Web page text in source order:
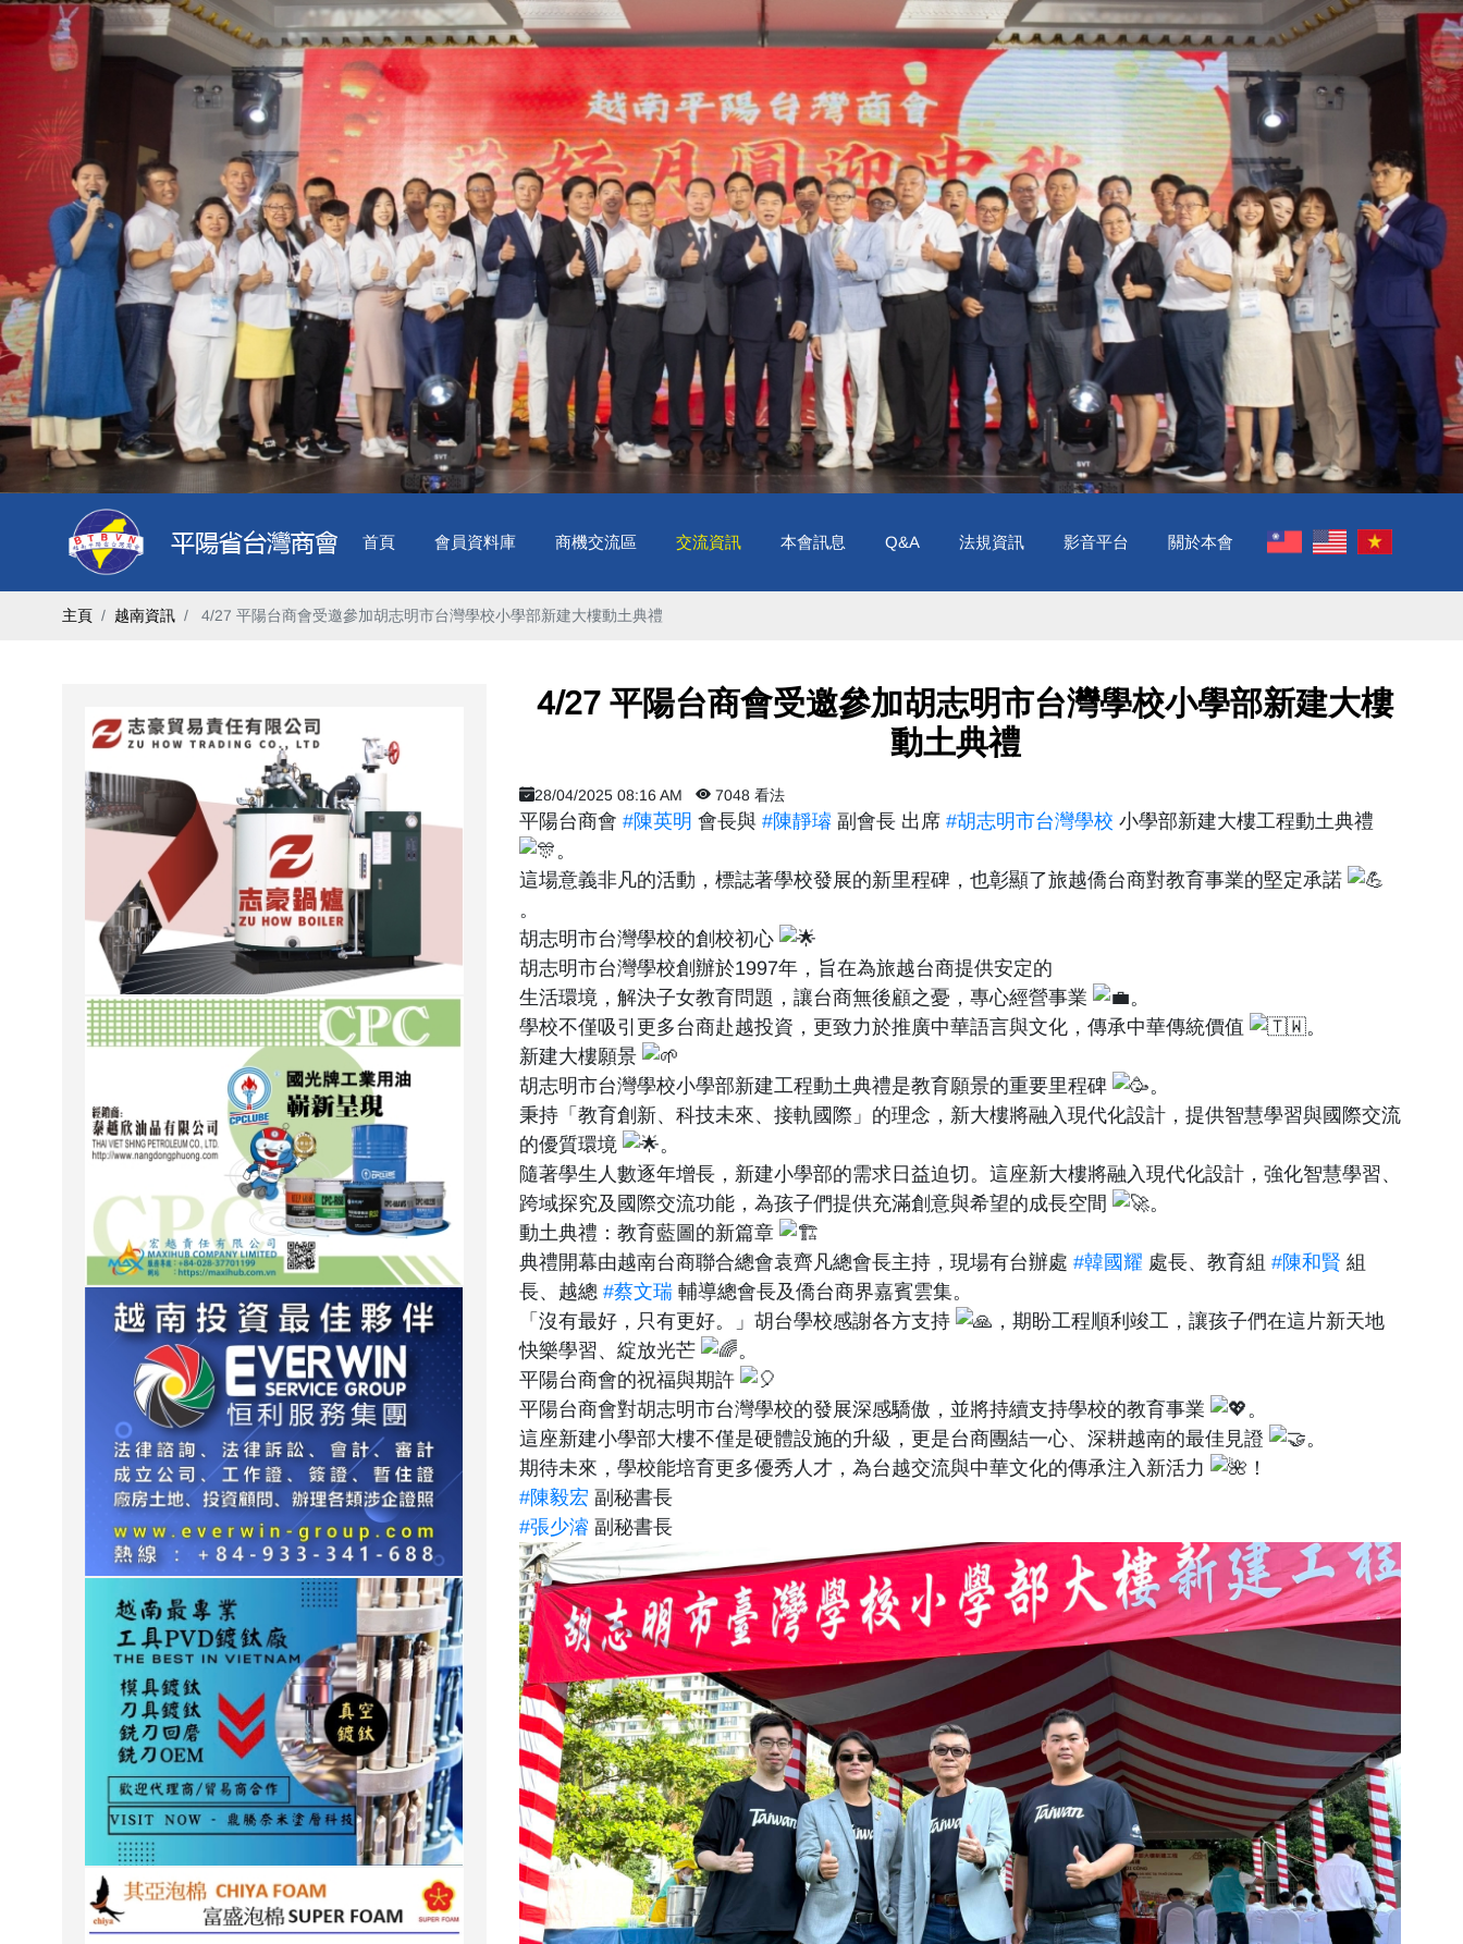
首頁 會員資料庫 商機交流區 交流資訊 本會訊息 Q&A 法規資訊 影音平台 關於本會
主頁 越南資訊 ​ 4/27 平陽台商會受邀參加胡志明市台灣學校小學部新建大樓動土典禮 ​
​ 4/27 平陽台商會受邀參加胡志明市台灣學校小學部新建大樓
動土典禮 ​
28/04/2025 08:16 AM 7048 看法
平陽台商會 #陳英明 會長與 #陳靜璿 副會長 出席 #胡志明市台灣學校 小學部新建大樓工程動土典禮
。
這場意義非凡的活動，標誌著學校發展的新里程碑，也彰顯了旅越僑台商對教育事業的堅定承諾
。
胡志明市台灣學校的創校初心
胡志明市台灣學校創辦於1997年，旨在為旅越台商提供安定的
生活環境，解決子女教育問題，讓台商無後顧之憂，專心經營事業
。
學校不僅吸引更多台商赴越投資，更致力於推廣中華語言與文化，傳承中華傳統價值
。
新建大樓願景
胡志明市台灣學校小學部新建工程動土典禮是教育願景的重要里程碑
。
秉持「教育創新、科技未來、接軌國際」的理念，新大樓將融入現代化設計，提供智慧學習與國際交流
的優質環境
。
隨著學生人數逐年增長，新建小學部的需求日益迫切。這座新大樓將融入現代化設計，強化智慧學習、
跨域探究及國際交流功能，為孩子們提供充滿創意與希望的成長空間
。
動土典禮：教育藍圖的新篇章
典禮開幕由越南台商聯合總會袁齊凡總會長主持，現場有台辦處 #韓國耀 處長、教育組 #陳和賢 組
長、越總 #蔡文瑞 輔導總會長及僑台商界嘉賓雲集。
「沒有最好，只有更好。」胡台學校感謝各方支持
，期盼工程順利竣工，讓孩子們在這片新天地
快樂學習、綻放光芒
。
平陽台商會的祝福與期許
平陽台商會對胡志明市台灣學校的發展深感驕傲，並將持續支持學校的教育事業
。
這座新建小學部大樓不僅是硬體設施的升級，更是台商團結一心、深耕越南的最佳見證
。
期待未來，學校能培育更多優秀人才，為台越交流與中華文化的傳承注入新活力
！
#陳毅宏 副秘書長
#張少濬 副秘書長